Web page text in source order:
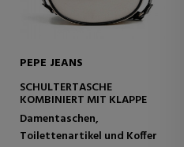
PEPE JEANS
SCHULTERTASCHE
KOMBINIERT MIT KLAPPE
Damentaschen,
Toilettenartikel und Koffer